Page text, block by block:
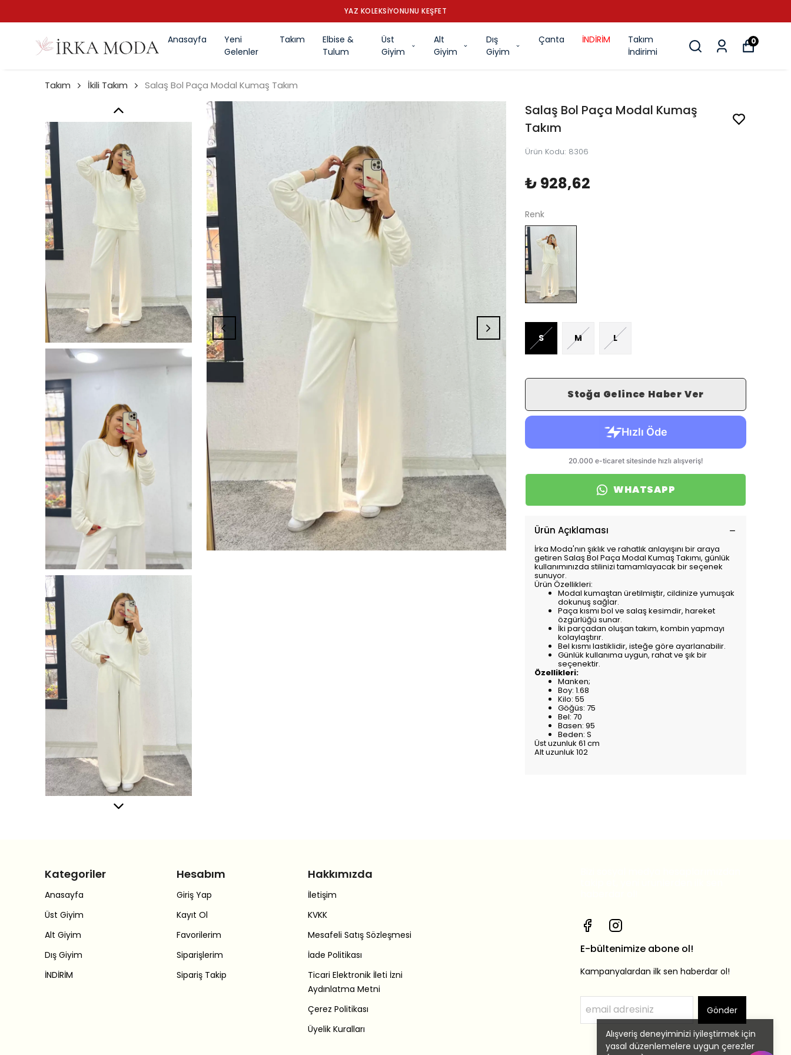
YAZ KOLEKSİYONUNU KEŞFET
Anasayfa
Yeni
Gelenler
Takım
Elbise &
Tulum
Üst
Giyim
Alt
Giyim
Dış
Giyim
Çanta İNDİRİM
Takım
İndirimi
0
Alışveriş deneyiminizi iyileştirmek için
yasal düzenlemelere uygun çerezler
Takım İkili Takım Salaş Bol Paça Modal Kumaş Takım
Salaş Bol Paça Modal Kumaş
Takım
Ürün Kodu: 8306
₺ 928,62
Renk
S M L
Stoğa Gelince Haber Ver
WHATSAPP
Ürün Açıklaması
İrka Moda'nın şıklık ve rahatlık anlayışını bir araya
getiren Salaş Bol Paça Modal Kumaş Takımı, günlük
kullanımınızda stilinizi tamamlayacak bir seçenek
sunuyor.
Ürün Özellikleri:
Modal kumaştan üretilmiştir, cildinize yumuşak
dokunuş sağlar.
Paça kısmı bol ve salaş kesimdir, hareket
özgürlüğü sunar.
İki parçadan oluşan takım, kombin yapmayı
kolaylaştırır.
Bel kısmı lastiklidir, isteğe göre ayarlanabilir.
Günlük kullanıma uygun, rahat ve şık bir
seçenektir.
Özellikleri:
Manken;
Boy: 1.68
Kilo: 55
Göğüs: 75
Bel: 70
Basen: 95
Beden: S
Üst uzunluk 61 cm
Alt uzunluk 102
Kategoriler
Anasayfa
Üst Giyim
Alt Giyim
Dış Giyim
İNDİRİM
Hesabım
Giriş Yap
Kayıt Ol
Favorilerim
Siparişlerim
Sipariş Takip
Hakkımızda
İletişim
KVKK
Mesafeli Satış Sözleşmesi
İade Politikası
Ticari Elektronik İleti İzni
Aydınlatma Metni
Çerez Politikası
Üyelik Kuralları
E-bültenimize abone ol!
Kampanyalardan ilk sen haberdar ol!
Gönder